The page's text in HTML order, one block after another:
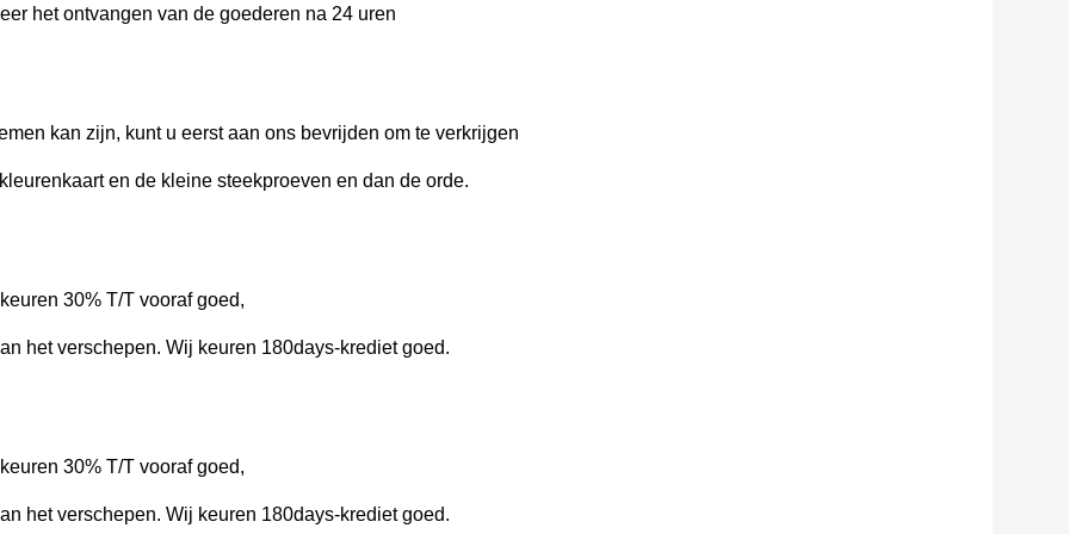
het ontvangen van de goederen na 24 uren
kan zijn, kunt u eerst aan ons bevrijden om te verkrijgen
en de kleine steekproeven en dan de orde.
30% T/T vooraf goed,
het verschepen. Wij keuren 180days-krediet goed.
30% T/T vooraf goed,
het verschepen. Wij keuren 180days-krediet goed.